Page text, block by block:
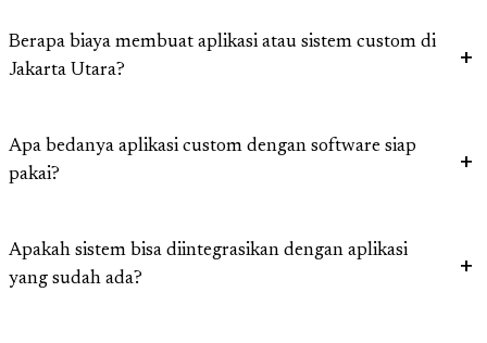
Berapa biaya membuat aplikasi atau sistem custom di
Jakarta Utara?
Apa bedanya aplikasi custom dengan software siap
pakai?
Apakah sistem bisa diintegrasikan dengan aplikasi
yang sudah ada?